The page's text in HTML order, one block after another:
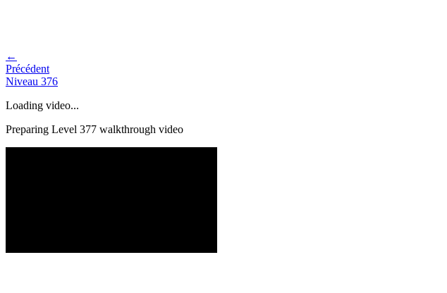
←
Précédent
Niveau 376
Loading video...
Preparing Level 377 walkthrough video